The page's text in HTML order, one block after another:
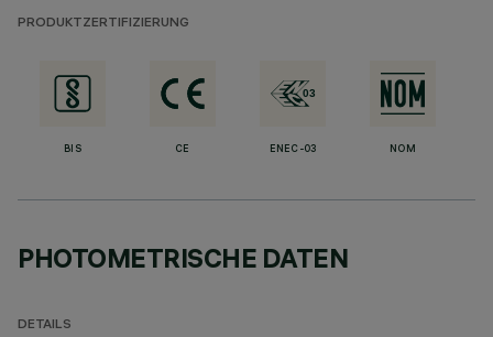
PRODUKTZERTIFIZIERUNG
BIS CE ENEC-03 NOM
PHOTOMETRISCHE DATEN
DETAILS